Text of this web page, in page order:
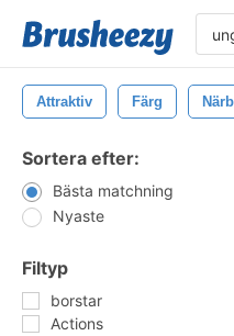
Attraktiv Färg
Sortera efter:
Bästa matchning
Nyaste
Filtyp
borstar
Actions